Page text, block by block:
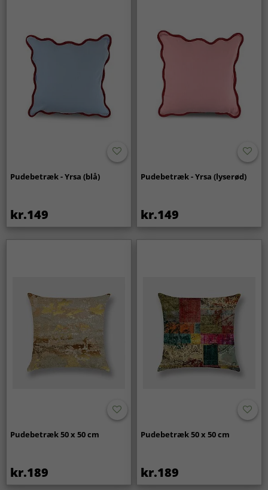
Pudebetræk - Yrsa (blå)
kr.149
Pudebetræk - Yrsa (lyserød)
kr.149
Pudebetræk 50 x 50 cm
kr.189
Pudebetræk 50 x 50 cm
kr.189